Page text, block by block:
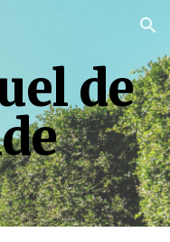
Skip to navigation
de